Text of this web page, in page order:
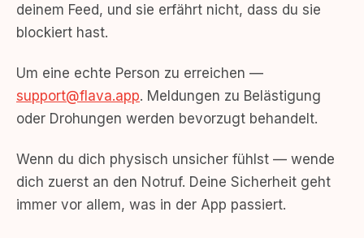
deinem Feed, und sie erfährt nicht, dass du sie
blockiert hast.
Um eine echte Person zu erreichen —
support@flava.app. Meldungen zu Belästigung
oder Drohungen werden bevorzugt behandelt.
Wenn du dich physisch unsicher fühlst — wende
dich zuerst an den Notruf. Deine Sicherheit geht
immer vor allem, was in der App passiert.